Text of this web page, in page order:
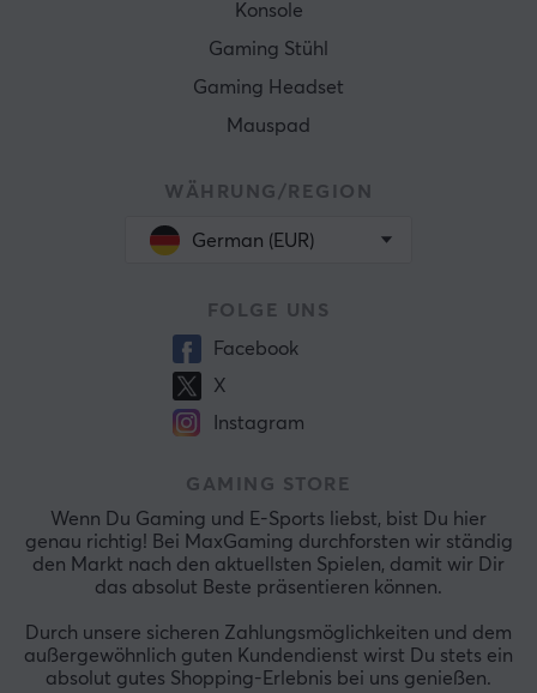
Konsole
Gaming Stühl
Gaming Headset
Mauspad
WÄHRUNG/REGION
German (EUR)
FOLGE UNS
Facebook
X
Instagram
GAMING STORE
Wenn Du Gaming und E-Sports liebst, bist Du hier
genau richtig! Bei MaxGaming durchforsten wir ständig
den Markt nach den aktuellsten Spielen, damit wir Dir
das absolut Beste präsentieren können.
Durch unsere sicheren Zahlungsmöglichkeiten und dem
außergewöhnlich guten Kundendienst wirst Du stets ein
absolut gutes Shopping-Erlebnis bei uns genießen.